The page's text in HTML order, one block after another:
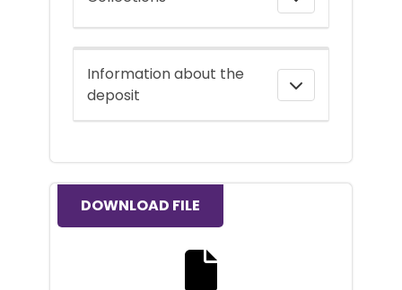
Information about the
deposit
DOWNLOAD FILE